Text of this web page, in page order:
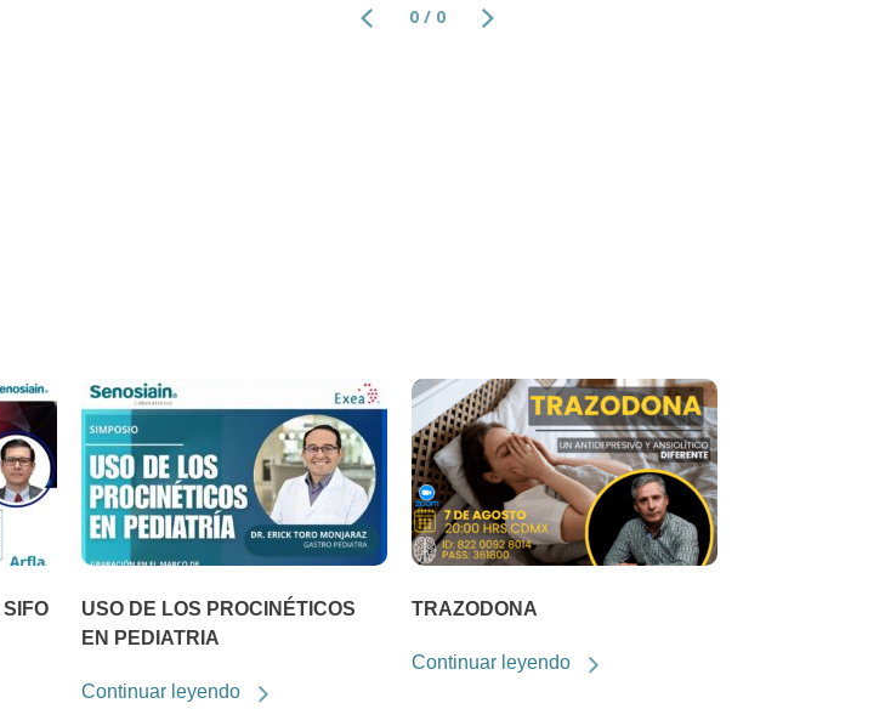
0 / 0
USO DE LOS PROCINÉTICOS
EN PEDIATRIA
Continuar leyendo
TRAZODONA
Continuar leyendo